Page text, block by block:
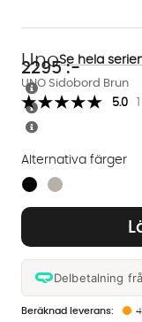
UNO Sidobord Brun
UnoSe hela
5.0
2295:-
Delbetalning
Alternativa färger
Finns även i dessa